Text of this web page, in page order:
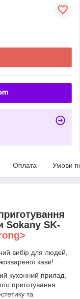
Оплата Умови
Sokany SK-
вибір для людей,
кави!
кухонний прилад,
приготування
та